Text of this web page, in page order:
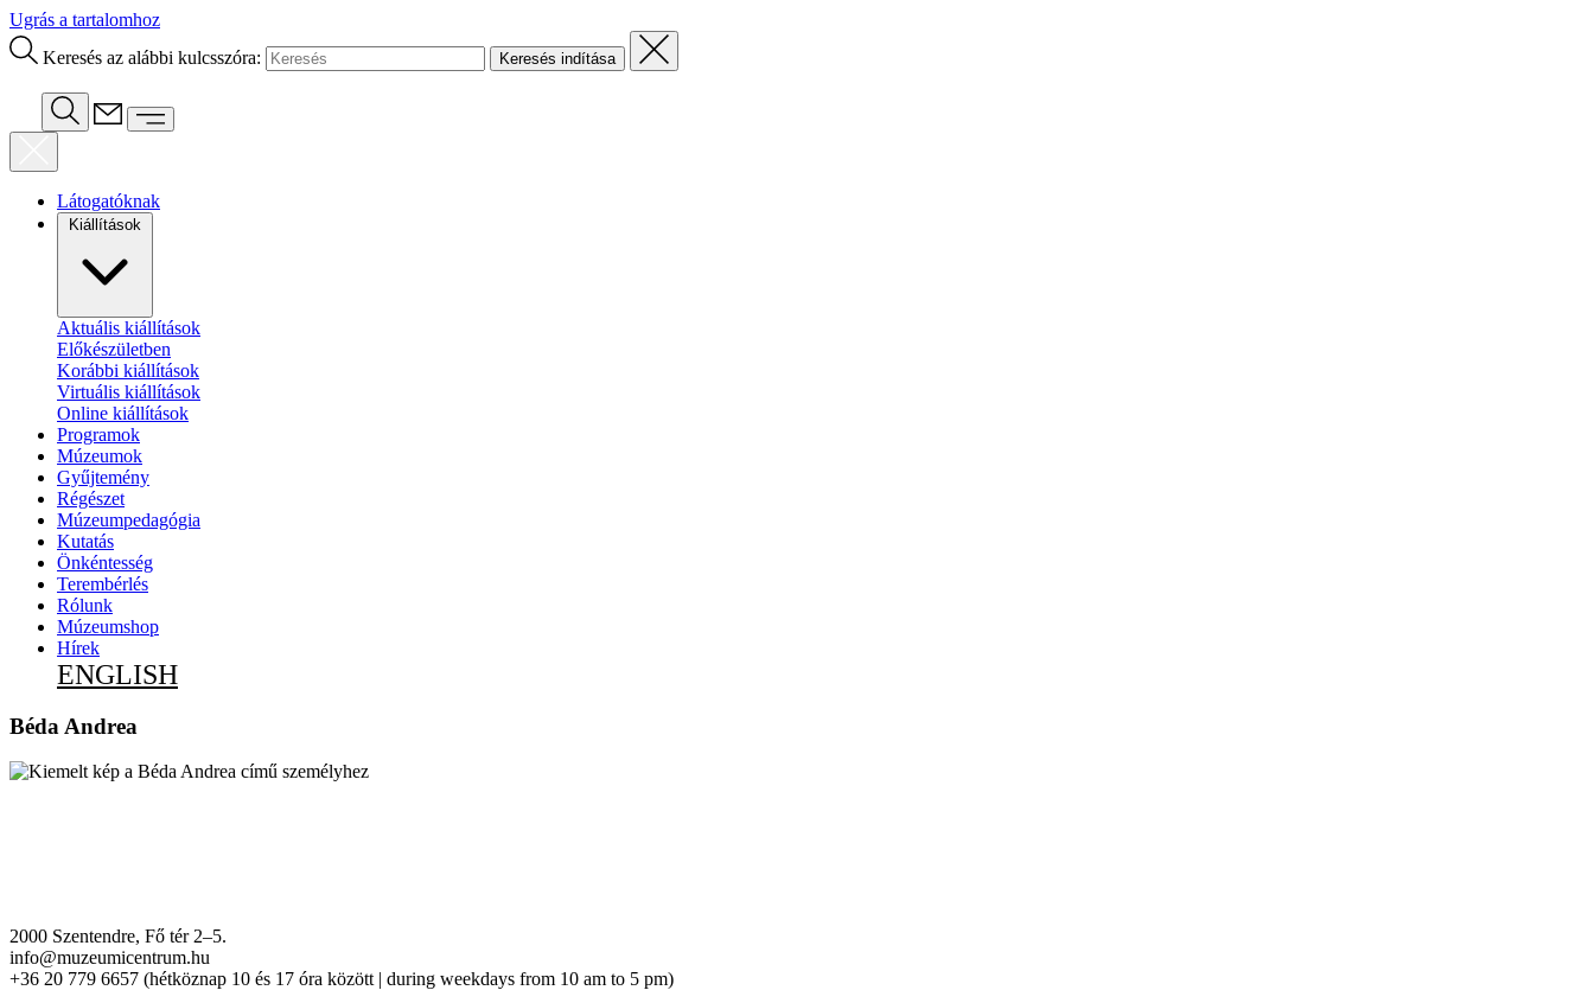
Ugrás a tartalomhoz
Keresés az alábbi kulcsszóra:
Látogatóknak
Kiállítások
Aktuális kiállítások
Előkészületben
Korábbi kiállítások
Virtuális kiállítások
Online kiállítások
Programok
Múzeumok
Gyűjtemény
Régészet
Múzeumpedagógia
Kutatás
Önkéntesség
Terembérlés
Rólunk
Múzeumshop
Hírek
ENGLISH
Béda Andrea
2000 Szentendre, Fő tér 2–5.
info@muzeumicentrum.hu
+36 20 779 6657 (hétköznap 10 és 17 óra között | during weekdays from 10 am to 5 pm)